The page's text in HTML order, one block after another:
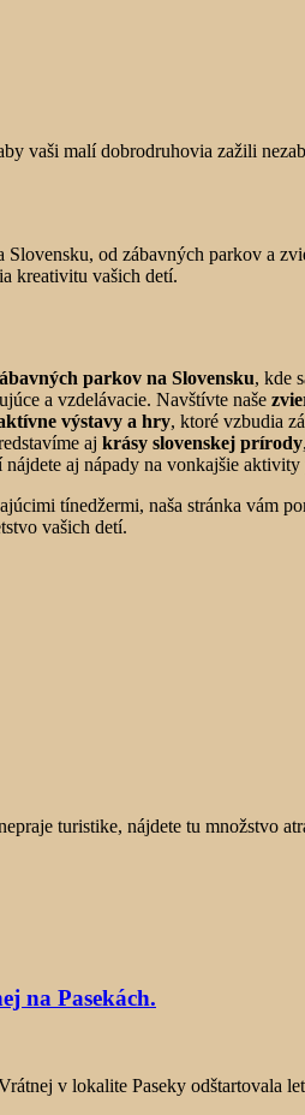
vaši malí dobrodruhovia zažili
Slovensku, od zábavných parkov a
kreativitu vašich detí.
parkov na Slovensku, kde
a vzdelávacie. Navštívte naše
výstavy a hry, ktoré vzbudia
aj krásy slovenskej prírody
aj nápady na vonkajšie aktivity
tínedžermi, naša stránka vám
vašich detí.
turistike, nájdete tu množstvo
na Pasekách.
v lokalite Paseky odštartovala